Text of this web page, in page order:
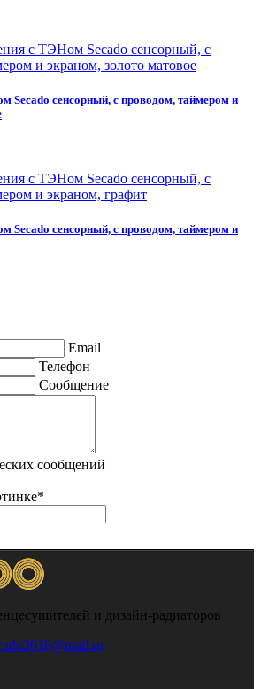
Secado сенсорный, с проводом, таймером и
Secado сенсорный, с проводом, таймером и
Email
Телефон
Сообщение
сообщений
*
и дизайн-радиаторов